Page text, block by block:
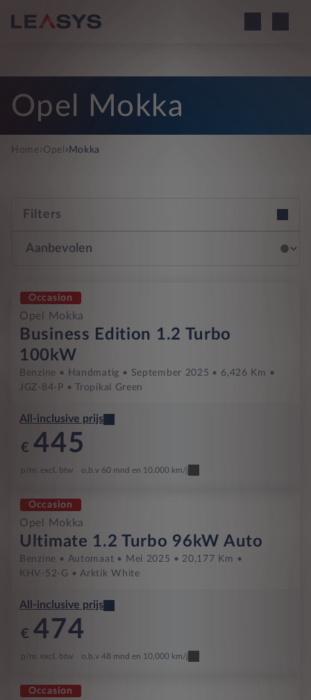
Opel Mokka
Home› Opel › Mokka
Filters
Occasion
Opel Mokka
Business Edition 1.2 Turbo
100kW
Benzine Handmatig September 2025
6,426 Km
JGZ-84-P
Tropikal Green
All-inclusive prijs
€ 445
p/m. excl. btw o.b.v 60 mnd en 10,000 km/j
Occasion
Opel Mokka
Ultimate 1.2 Turbo 96kW Auto
Benzine Automaat Mei 2025
20,177 Km
KHV-52-G
Arktik White
All-inclusive prijs
€ 474
p/m. excl. btw o.b.v 48 mnd en 10,000 km/j
Occasion